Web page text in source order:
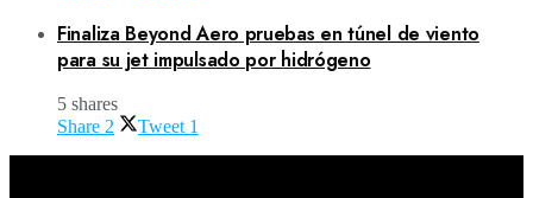
Finaliza Beyond Aero pruebas en túnel de viento
para su jet impulsado por hidrógeno
5 shares
Share 2 Tweet 1